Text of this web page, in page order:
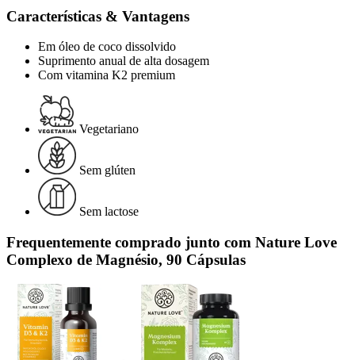
Características & Vantagens
Em óleo de coco dissolvido
Suprimento anual de alta dosagem
Com vitamina K2 premium
Vegetariano
Sem glúten
Sem lactose
Frequentemente comprado junto com Nature Love
Complexo de Magnésio, 90 Cápsulas